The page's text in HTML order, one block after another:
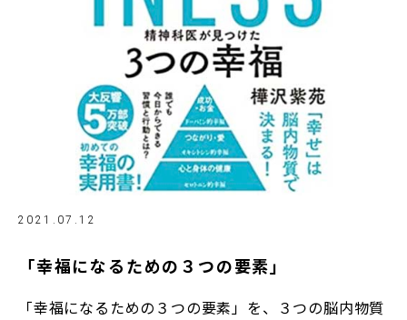
2021.07.12
「幸福になるための３つの要素」
「幸福になるための３つの要素」を、３つの脳内物質